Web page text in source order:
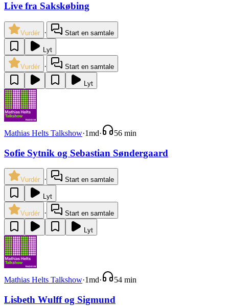
Live fra Sakskøbing
Vurdér · Start en samtale
Lyt
Vurdér · Start en samtale
Lyt
Mathias Helts Talkshow·1md· 56 min
Sofie Sytnik og Sebastian Søndergaard
Vurdér · Start en samtale
Lyt
Vurdér · Start en samtale
Lyt
Mathias Helts Talkshow·1md· 54 min
Lisbeth Wulff og Sigmund